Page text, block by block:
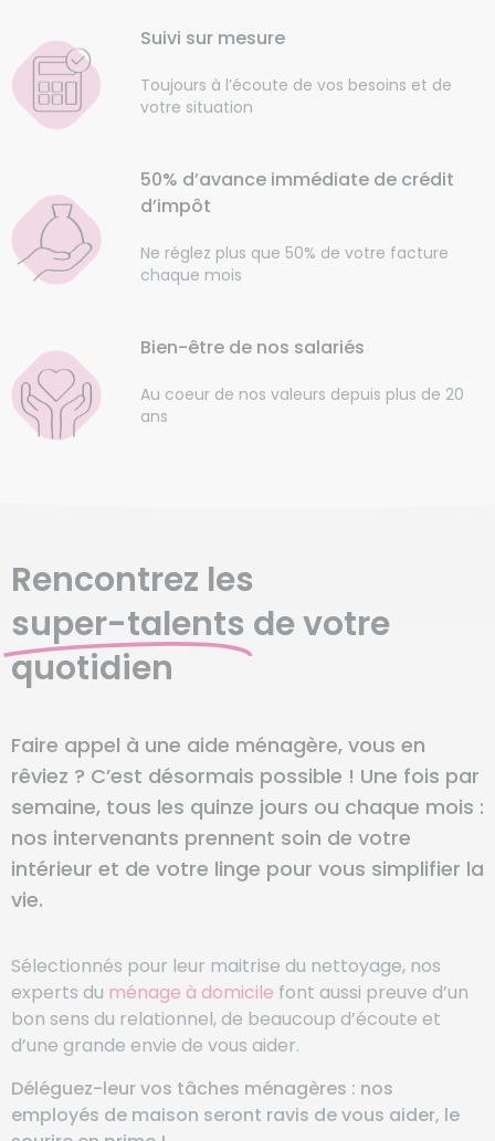
Suivi sur mesure
Toujours à l’écoute de vos besoins et de
votre situation
50% d’avance immédiate de crédit
d’impôt
Ne réglez plus que 50% de votre facture
chaque mois
Bien-être de nos salariés
Au coeur de nos valeurs depuis plus de 20
ans
Rencontrez les
super-talents de votre
quotidien
Faire appel à une aide ménagère, vous en
rêviez ? C’est désormais possible ! Une fois par
semaine, tous les quinze jours ou chaque mois :
nos intervenants prennent soin de votre
intérieur et de votre linge pour vous simplifier la
vie.
Sélectionnés pour leur maitrise du nettoyage, nos
experts du ménage à domicile font aussi preuve d’un
bon sens du relationnel, de beaucoup d’écoute et
d’une grande envie de vous aider.
Déléguez-leur vos tâches ménagères : nos
employés de maison seront ravis de vous aider, le